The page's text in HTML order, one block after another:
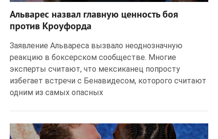
Альварес назвал главную ценность боя
против Кроуфорда
Заявление Альвареса вызвало неоднозначную
реакцию в боксерском сообществе. Многие
эксперты считают, что мексиканец попросту
избегает встречи с Бенавидесом, которого считают
одним из самых опасных